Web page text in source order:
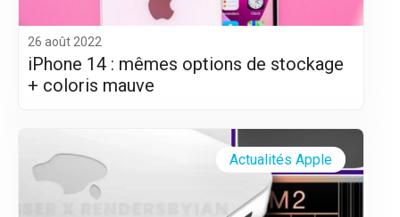
26 août 2022
iPhone 14 : mêmes options de stockage
+ coloris mauve
Actualités Apple